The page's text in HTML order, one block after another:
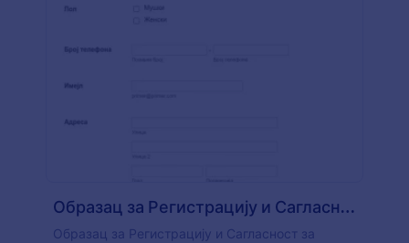
Образац за Регистрацију и Сагласност за Тестирање на CO
Образац за Регистрацију и Сагласност за